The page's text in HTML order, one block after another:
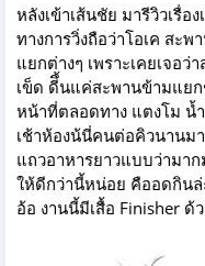
หลังเข้าเส้นชัย มารีวิวเรื่อ
ทางการวิ่งถือว่าโอเค สะ
แยกต่างๆ เพราะเคยเจอ
เข็ด ดีึ้นแค่สะพานข้ามแย
หน้าที่ตลอดทาง แตงโม น้
เช้าห้องน้นี่คนต่อคิวนานม
แถวอาหารยาวแบบว่ามา
ให้ดีกว่านี้หน่อย คืออดกิน
อ้อ งานนี้มีเสื้อ Finisher ด้